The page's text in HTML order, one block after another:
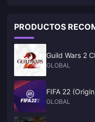
PRODUCTOS
Guild Wars 2
GLOBAL
FIFA 22
GLOBAL